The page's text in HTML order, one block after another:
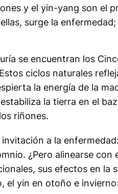
y el yin-yang son el
surge la
se encuentran los
ciclos naturales
la energía de la
la tierra en el
riñones.
a la
¿Pero alinearse
sus efectos en la
el yin en otoño e